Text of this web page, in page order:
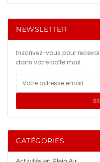
NEWSLETTER
Inscrivez-vous pour
dans votre boîte mail.
CATÉGORIES